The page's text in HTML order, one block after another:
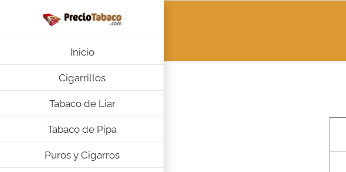
contenido
Inicio
Cigarrillos
Tabaco de Liar
Tabaco de Pipa
Puros y Cigarros